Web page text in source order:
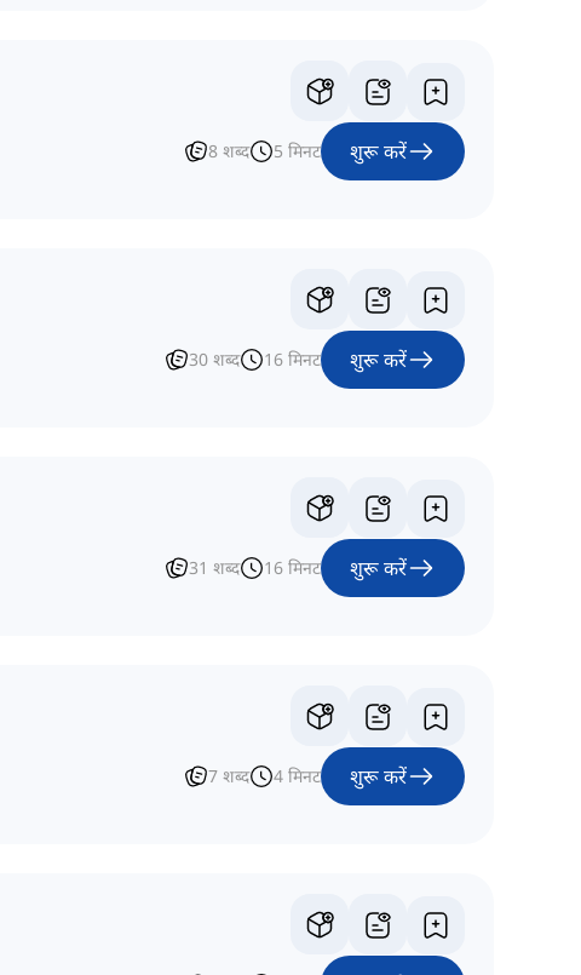
8 शब्द 5 मिनट शुरू करें
30 शब्द 16 मिनट शुरू करें
31 शब्द 16 मिनट शुरू करें
7 शब्द 4 मिनट शुरू करें